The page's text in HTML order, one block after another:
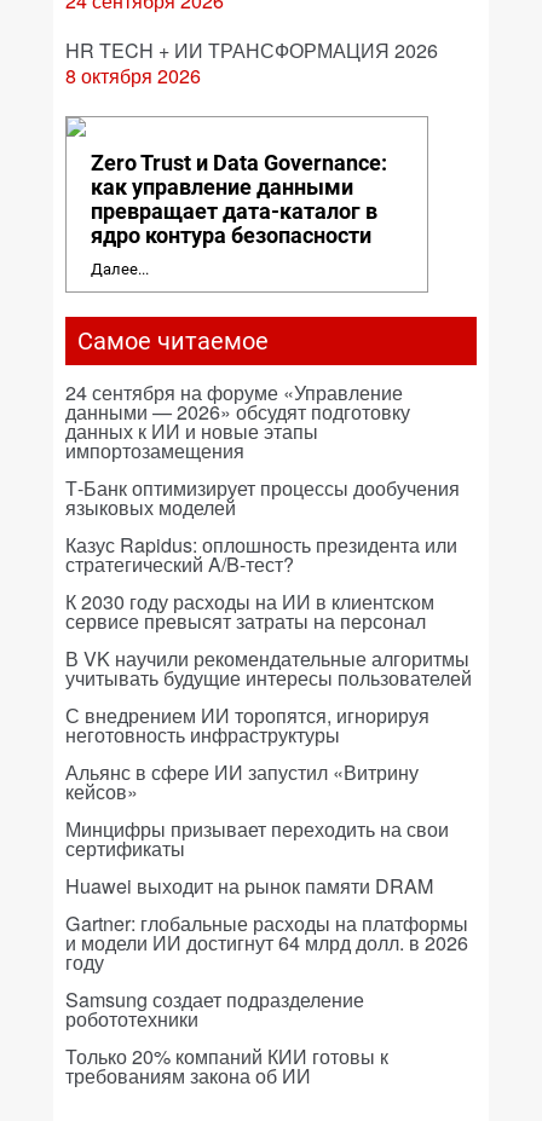
HR TECH + ИИ ТРАНСФОРМАЦИЯ 2026
8 октября 2026
Zero Trust и Data Governance:
как управление данными
превращает дата-каталог в
ядро контура безопасности
Далее...
Самое читаемое
24 сентября на форуме «Управление
данными — 2026» обсудят подготовку
данных к ИИ и новые этапы
импортозамещения
Т-Банк оптимизирует процессы дообучения
языковых моделей
Казус Rapidus: оплошность президента или
стратегический A/B-тест?
К 2030 году расходы на ИИ в клиентском
сервисе превысят затраты на персонал
В VK научили рекомендательные алгоритмы
учитывать будущие интересы пользователей
С внедрением ИИ торопятся, игнорируя
неготовность инфраструктуры
Альянс в сфере ИИ запустил «Витрину
кейсов»
Минцифры призывает переходить на свои
сертификаты
Huawei выходит на рынок памяти DRAM
Gartner: глобальные расходы на платформы
и модели ИИ достигнут 64 млрд долл. в 2026
году
Samsung создает подразделение
робототехники
Только 20% компаний КИИ готовы к
требованиям закона об ИИ